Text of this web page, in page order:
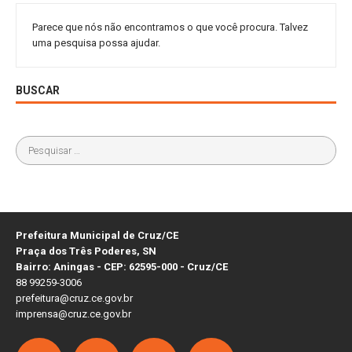
Parece que nós não encontramos o que você procura. Talvez
uma pesquisa possa ajudar.
BUSCAR
Prefeitura Municipal de Cruz/CE
Praça dos Três Poderes, SN
Bairro: Aningas - CEP: 62595-000 - Cruz/CE
88 99259-3006
prefeitura@cruz.ce.gov.br
imprensa@cruz.ce.gov.br